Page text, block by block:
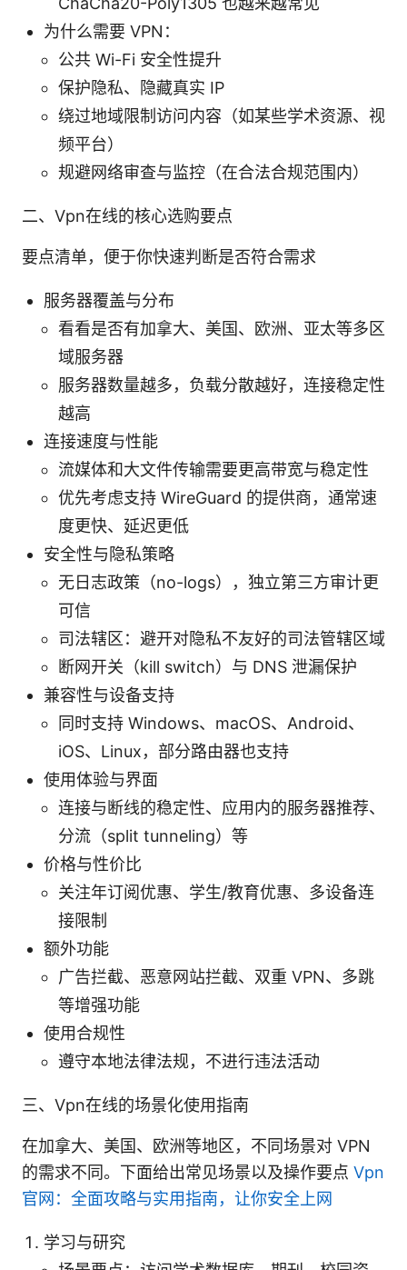
为什么需要 VPN：
公共 Wi-Fi 安全性提升
保护隐私、隐藏真实 IP
绕过地域限制访问内容（如某些学术资源、视
频平台）
规避网络审查与监控（在合法合规范围内）
二、Vpn在线的核心选购要点
要点清单，便于你快速判断是否符合需求
服务器覆盖与分布
看看是否有加拿大、美国、欧洲、亚太等多区
域服务器
服务器数量越多，负载分散越好，连接稳定性
越高
连接速度与性能
流媒体和大文件传输需要更高带宽与稳定性
优先考虑支持 WireGuard 的提供商，通常速
度更快、延迟更低
安全性与隐私策略
无日志政策（no-logs），独立第三方审计更
可信
司法辖区：避开对隐私不友好的司法管辖区域
断网开关（kill switch）与 DNS 泄漏保护
兼容性与设备支持
同时支持 Windows、macOS、Android、
iOS、Linux，部分路由器也支持
使用体验与界面
连接与断线的稳定性、应用内的服务器推荐、
分流（split tunneling）等
价格与性价比
关注年订阅优惠、学生/教育优惠、多设备连
接限制
额外功能
广告拦截、恶意网站拦截、双重 VPN、多跳
等增强功能
使用合规性
遵守本地法律法规，不进行违法活动
三、Vpn在线的场景化使用指南
在加拿大、美国、欧洲等地区，不同场景对 VPN
的需求不同。下面给出常见场景以及操作要点 Vpn
官网：全面攻略与实用指南，让你安全上网
学习与研究